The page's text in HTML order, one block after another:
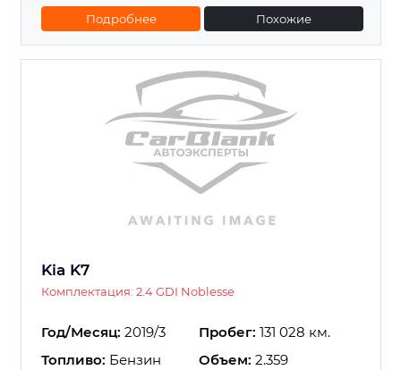
Подробнее Похожие
Kia K7
Комплектация: 2.4 GDI Noblesse
Год/Месяц: 2019/3 Пробег: 131 028 км.
Топливо: Бензин Объем: 2.359